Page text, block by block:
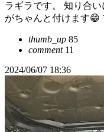
ラギラです。 知り合
がちゃんと付けます😁
thumb_up 85
comment11
2024/06/07 18:36